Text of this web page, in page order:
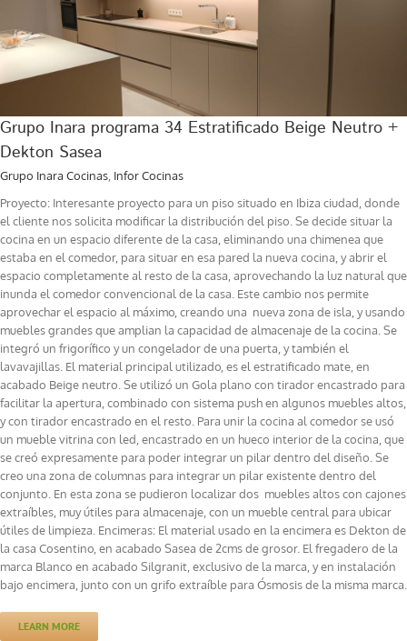
Grupo Inara programa 34 Estratificado Beige Neutro +
Dekton Sasea
Grupo Inara Cocinas Infor Cocinas
Proyecto: Interesante proyecto para un piso situado en Ibiza ciudad, donde
el cliente nos solicita modificar la distribución del piso. Se decide situar la
cocina en un espacio diferente de la casa, eliminando una chimenea que
estaba en el comedor, para situar en esa pared la nueva cocina, y abrir el
espacio completamente al resto de la casa, aprovechando la luz natural que
inunda el comedor convencional de la casa. Este cambio nos permite
aprovechar el espacio al máximo, creando una nueva zona de isla, y usando
muebles grandes que amplian la capacidad de almacenaje de la cocina. Se
integró un frigorífico y un congelador de una puerta, y también el
lavavajillas. El material principal utilizado, es el estratificado mate, en
acabado Beige neutro. Se utilizó un Gola plano con tirador encastrado para
facilitar la apertura, combinado con sistema push en algunos muebles altos,
y con tirador encastrado en el resto. Para unir la cocina al comedor se usó
un mueble vitrina con led, encastrado en un hueco interior de la cocina, que
se creó expresamente para poder integrar un pilar dentro del diseño. Se
creo una zona de columnas para integrar un pilar existente dentro del
conjunto. En esta zona se pudieron localizar dos muebles altos con cajones
extraíbles, muy útiles para almacenaje, con un mueble central para ubicar
útiles de limpieza. Encimeras: El material usado en la encimera es Dekton de
la casa Cosentino, en acabado Sasea de 2cms de grosor. El fregadero de la
marca Blanco en acabado Silgranit, exclusivo de la marca, y en instalación
bajo encimera, junto con un grifo extraíble para Ósmosis de la misma marca.
LEARN MORE